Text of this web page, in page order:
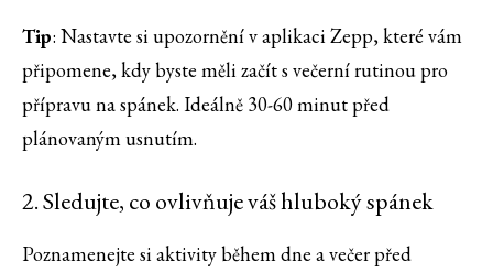
Tip: Nastavte si upozornění v aplikaci Zepp, které vám
připomene, kdy byste měli začít s večerní rutinou pro
přípravu na spánek. Ideálně 30-60 minut před
plánovaným usnutím.
2. Sledujte, co ovlivňuje váš hluboký spánek
Poznamenejte si aktivity během dne a večer před